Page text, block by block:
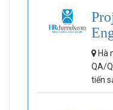
Hà
QA/
tiến